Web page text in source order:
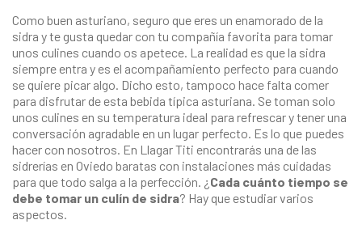
Como buen asturiano, seguro que eres un enamorado de la
sidra y te gusta quedar con tu compañía favorita para tomar
unos culines cuando os apetece. La realidad es que la sidra
siempre entra y es el acompañamiento perfecto para cuando
se quiere picar algo. Dicho esto, tampoco hace falta comer
para disfrutar de esta bebida típica asturiana. Se toman solo
unos culines en su temperatura ideal para refrescar y tener una
conversación agradable en un lugar perfecto. Es lo que puedes
hacer con nosotros. En Llagar Titi encontrarás una de las
sidrerías en Oviedo baratas con instalaciones más cuidadas
para que todo salga a la perfección. ¿ Cada cuánto tiempo se
debe tomar un culín de sidra? Hay que estudiar varios
aspectos.